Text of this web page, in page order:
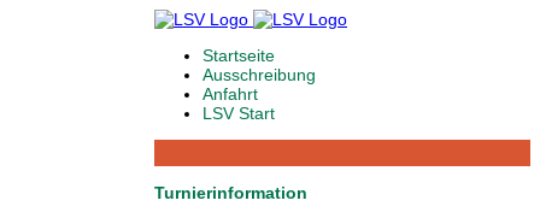
Startseite
Ausschreibung
Anfahrt
LSV Start
Turnierinformation